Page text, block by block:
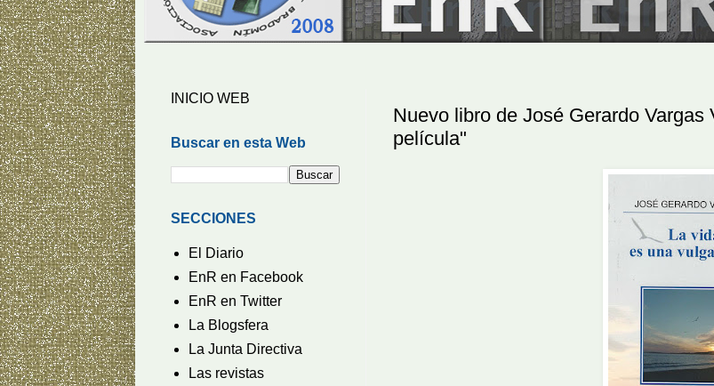
Nuevo libro de José Gerardo
película"
INICIO WEB
Buscar en esta Web
SECCIONES
El Diario
EnR en Facebook
EnR en Twitter
La Blogsfera
La Junta Directiva
Las revistas